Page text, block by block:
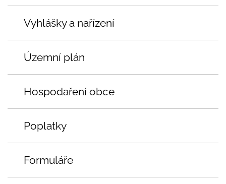
Vyhlášky a nařízení
Územní plán
Hospodaření obce
Poplatky
Formuláře